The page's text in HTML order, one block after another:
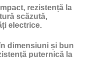
rezistență la
scăzută,
electrice.
dimensiuni și bun
puternică la